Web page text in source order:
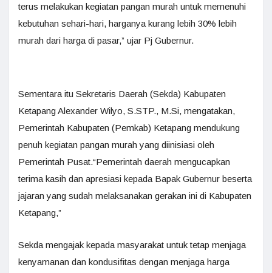
terus melakukan kegiatan pangan murah untuk memenuhi
kebutuhan sehari-hari, harganya kurang lebih 30% lebih
murah dari harga di pasar,” ujar Pj Gubernur.
Sementara itu Sekretaris Daerah (Sekda) Kabupaten
Ketapang Alexander Wilyo, S.STP., M.Si, mengatakan,
Pemerintah Kabupaten (Pemkab) Ketapang mendukung
penuh kegiatan pangan murah yang diinisiasi oleh
Pemerintah Pusat.“Pemerintah daerah mengucapkan
terima kasih dan apresiasi kepada Bapak Gubernur beserta
jajaran yang sudah melaksanakan gerakan ini di Kabupaten
Ketapang,”
Sekda mengajak kepada masyarakat untuk tetap menjaga
kenyamanan dan kondusifitas dengan menjaga harga